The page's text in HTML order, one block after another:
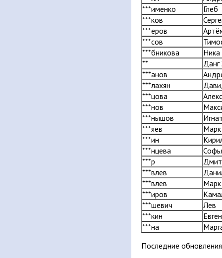
***именко
Глеб
***ков
***еров
***сов
***бникова
Ника
**
Данг
***анов
***лахян
***цова
***нов
***нышов
***яев
Марк
***ин
***нцева
***р
***влев
***влев
Марк
***иров
***шевич
Лев
***кин
***на
Последние